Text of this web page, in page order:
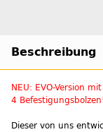
Beschreibung
NEU: EVO-Version
4 Befestigungsbolzen!
Dieser von uns